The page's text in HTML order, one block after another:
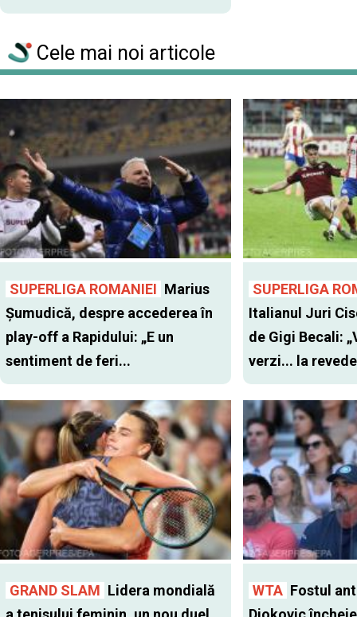
Cele mai noi articole
SUPERLIGA ROMANIEI Marius
Șumudică, despre accederea în
play-off a Rapidului: „E un
sentiment de feri...
SUPERLIGA
Italianul Juri
de Gigi Becali:
verzi... la
GRAND SLAM Lidera mondială
WTA Fostul